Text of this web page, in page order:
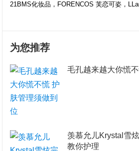
21BMS化妆品，FORENCOS 芙恋可姿，
为您推荐
毛孔越来越大你慌
羡慕允儿Krystal雪
教你护理